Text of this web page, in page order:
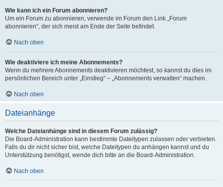
Wie kann ich ein Forum abonnieren?
Um ein Forum zu abonnieren, verwende im Forum den Link „Forum
abonnieren“, der sich meist am Ende der Seite befindet.
Nach oben
Wie deaktiviere ich meine Abonnements?
Wenn du mehrere Abonnements deaktivieren möchtest, so kannst du dies im
persönlichen Bereich unter „Einstieg“ – „Abonnements verwalten“ machen.
Nach oben
Dateianhänge
Welche Dateianhänge sind in diesem Forum zulässig?
Die Board-Administration kann bestimmte Dateitypen zulassen oder verbieten.
Falls du dir nicht sicher bist, welche Dateitypen du anhängen kannst und du
Unterstützung benötigst, wende dich bitte an die Board-Administration.
Nach oben